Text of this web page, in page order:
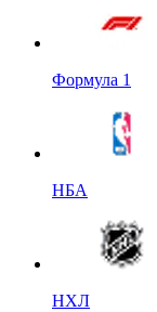
Формула 1
НБА
НХЛ